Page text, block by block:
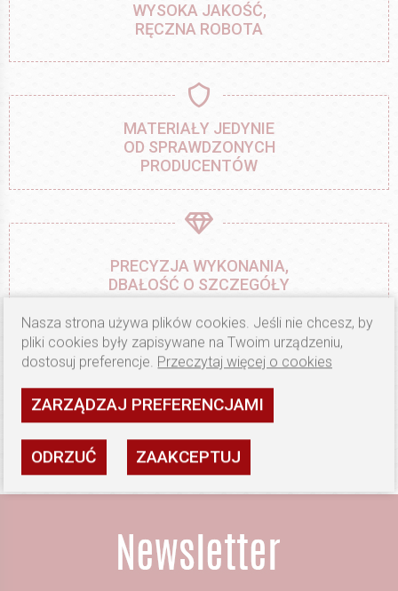
WYSOKA JAKOŚĆ,
RĘCZNA ROBOTA
MATERIAŁY JEDYNIE
OD SPRAWDZONYCH
PRODUCENTÓW
PRECYZJA WYKONANIA,
DBAŁOŚĆ O SZCZEGÓŁY
NASZ CEL TO
ZADOWOLENIE KLIENTÓW
Nasza strona używa plików cookies. Jeśli nie chcesz, by
pliki cookies były zapisywane na Twoim urządzeniu,
dostosuj preferencje. Przeczytaj więcej o cookies
ZARZĄDZAJ PREFERENCJAMI
ODRZUĆ ZAAKCEPTUJ